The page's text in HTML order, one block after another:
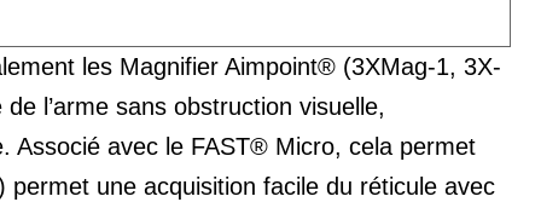
les Magnifier Aimpoint® (3XMag-1, 3X-
l’arme sans obstruction visuelle,
Associé avec le FAST® Micro, cela permet
une acquisition facile du réticule avec